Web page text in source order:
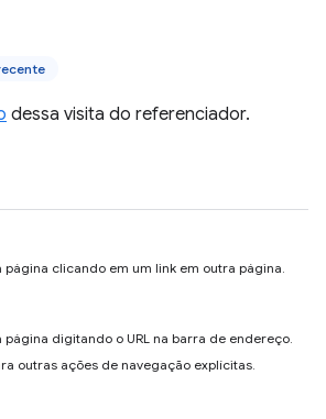
dessa visita do referenciador.
página clicando em um link em outra página.
página digitando o URL na barra de endereço.
outras ações de navegação explícitas.